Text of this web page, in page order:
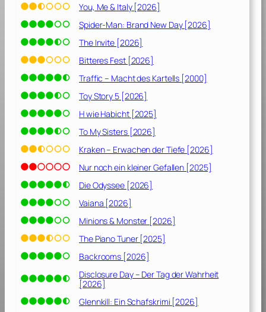
You, Me & Italy [2026]
Spider-Man: Brand New Day [2026]
The Invite [2026]
Bitteres Fest [2026]
Traffic – Macht des Kartells [2000]
Toy Story 5 [2026]
H wie Habicht [2025]
To My Sisters [2026]
Kraken – Erwachen der Tiefe [2026]
Nur noch ein kleiner Gefallen [2025]
Die Odyssee [2026]
Vaiana [2026]
Minions & Monster [2026]
The Piano Tuner [2025]
Backrooms [2026]
Disclosure Day – Der Tag der Wahrheit
[2026]
Glennkill: Ein Schafskrimi [2026]